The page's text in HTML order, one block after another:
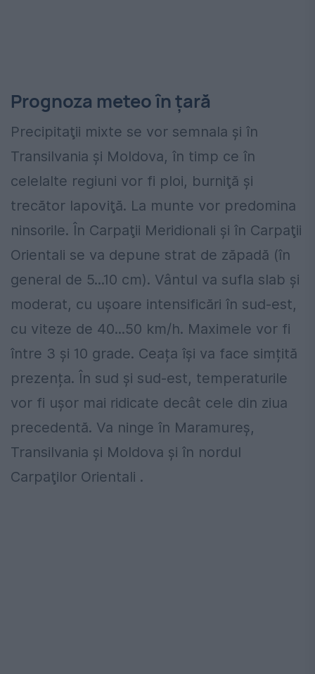
Prognoza meteo în țară
Precipitaţii mixte se vor semnala şi în
Transilvania şi Moldova, în timp ce în
celelalte regiuni vor fi ploi, burniţă şi
trecător lapoviţă. La munte vor predomina
ninsorile. În Carpaţii Meridionali şi în Carpaţii
Orientali se va depune strat de zăpadă (în
general de 5...10 cm). Vântul va sufla slab şi
moderat, cu uşoare intensificări în sud-est,
cu viteze de 40...50 km/h. Maximele vor fi
între 3 şi 10 grade. Ceața își va face simțită
prezența. În sud şi sud-est, temperaturile
vor fi ușor mai ridicate decât cele din ziua
precedentă. Va ninge în Maramureş,
Transilvania şi Moldova și în nordul
Carpaţilor Orientali .